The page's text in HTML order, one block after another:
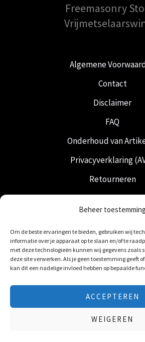
Beheer toestemming
Om de beste ervaringen te bieden, gebruiken wij
informatie over je apparaat op te slaan en/of te
met deze technologieën kunnen wij gegevens zoals
deze site verwerken. Als je geen toestemming geeft
kan dit een nadelige invloed hebben op bepaalde
ACCEPTEREN
WEIGEREN
Freemasonry
Algemene
Contact
Disclaimer
FAQ
Onderhoud van
Privacyverklaring
Retourneren
Verzending &
Nederlandse
© 2026 Freemasonry Store -